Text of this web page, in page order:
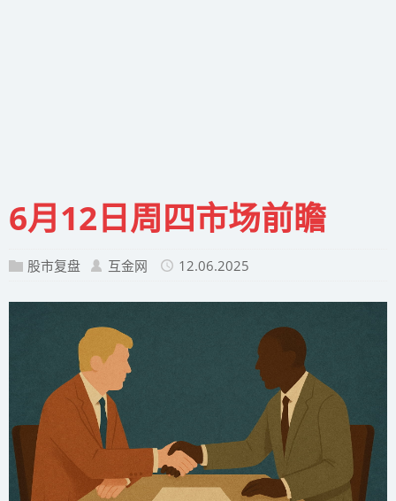
6月12日周四市场前瞻
股市复盘 互金网 12.06.2025